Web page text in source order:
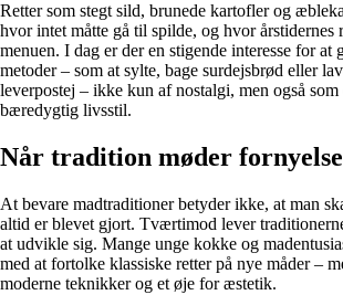
Retter som stegt sild, brunede kartofler og
hvor intet måtte gå til spilde, og hvor årstidernes
menuen. I dag er der en stigende interesse for at
metoder – som at sylte, bage surdejsbrød eller
leverpostej – ikke kun af nostalgi, men også som
bæredygtig livsstil.
Når tradition møder fornyelse
At bevare madtraditioner betyder ikke, at man
altid er blevet gjort. Tværtimod lever
at udvikle sig. Mange unge kokke og
med at fortolke klassiske retter på nye måder –
moderne teknikker og et øje for æstetik.